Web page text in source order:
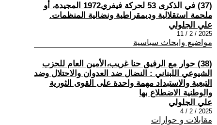
(37) في الذكرى 53 لحركة فيفري1972 المجيدة، أو
ملحمة استقلالية وديمقراطية ونضالية المنظمات.
علي الجلولي
2025 / 2 / 11
مواضيع وابحاث سياسية
(38) حوار مع الرفيق حنا غريب،الأمين العام للحزب
الشيوعي اللبناني : النضال ضد العدوان والاحتلال وضد
التبعية والاستبداد مهمة واحدة على القوى الثورية
والوطنية الاضطلاع بها
علي الجلولي
2025 / 2 / 4
مقابلات و حوارات